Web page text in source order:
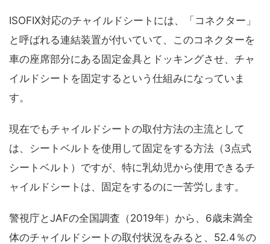
ISOFIX対応のチャイルドシートには、「コネクター」
と呼ばれる連結装置が付いていて、このコネクターを
車の座席部分にある固定金具とドッキングさせ、チャ
イルドシートを固定するという仕組みになっていま
す。
現在でもチャイルドシートの取付方法の主流として
は、シートベルトを使用して固定をする方法（3点式
シートベルト）ですが、特に乳幼児から使用できるチ
ャイルドシートは、固定をするのに一苦労します。
警視庁とJAFの全国調査（2019年）から、6歳未満全
体のチャイルドシートの取付状況をみると、52.4％の